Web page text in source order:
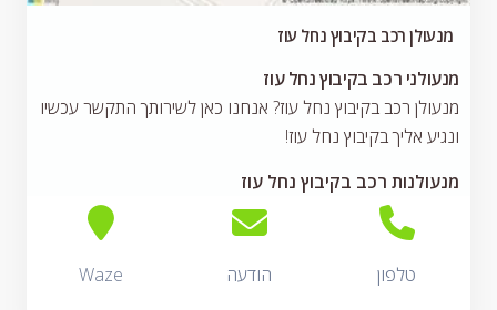
מנעולן רכב בקיבוץ נחל עוז
מנעולני רכב בקיבוץ נחל עוז
מנעולן רכב בקיבוץ נחל עוז? אנחנו כאן לשירותך התקשר עכשיו
ונגיע אליך בקיבוץ נחל עוז!
מנעולנות רכב בקיבוץ נחל עוז
טלפון הודעה Waze